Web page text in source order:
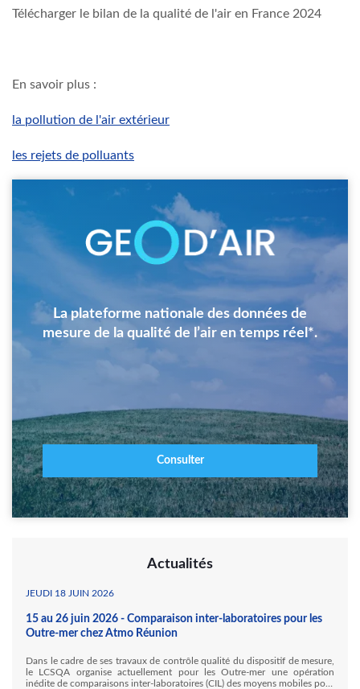
Télécharger le bilan de la qualité de l'air en France 2024
En savoir plus :
la pollution de l'air extérieur
les rejets de polluants
Image
La plateforme nationale des données de
mesure de la qualité de l’air en temps réel*.
Consulter
Actualités
JEUDI 18 JUIN 2026
15 au 26 juin 2026 - Comparaison inter-laboratoires pour les
Outre-mer chez Atmo Réunion
Dans le cadre de ses travaux de contrôle qualité du dispositif de mesure,
le LCSQA organise actuellement pour les Outre-mer une opération
inédite de comparaisons inter-laboratoires (CIL) des moyens mobiles pour